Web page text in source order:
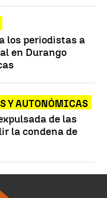
los periodistas a
en Durango
Y AUTONÓMICAS
de las
la condena de